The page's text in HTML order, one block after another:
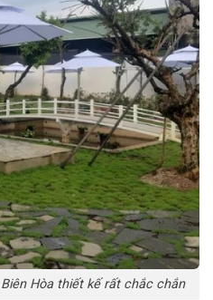
Hòa thiết kế rất chắc chắn